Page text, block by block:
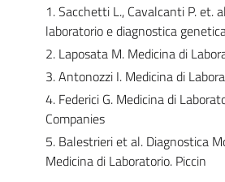
1. Sacchetti L., Cavalcanti P. et.
laboratorio e diagnostica
2. Laposata M. Medicina di
3. Antonozzi I. Medicina di
4. Federici G. Medicina di
Companies
5. Balestrieri et al. Diagnostica
Medicina di Laboratorio. Piccin